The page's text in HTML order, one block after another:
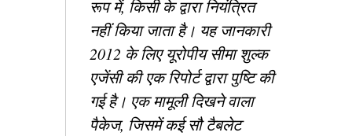
रूप में, किसी के द्वारा नियंत्रित
नहीं किया जाता है। यह जानकारी
2012 के लिए यूरोपीय सीमा शुल्क
एजेंसी की एक रिपोर्ट द्वारा पुष्टि की
गई है। एक मामूली दिखने वाला
पैकेज, जिसमें कई सौ टैबलेट